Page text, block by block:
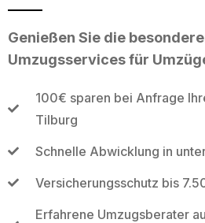
Genießen Sie die
Umzugsservices für
100€ sparen bei Anfrage
Tilburg
Schnelle Abwicklung in
Versicherungsschutz bis
Erfahrene Umzugsberater